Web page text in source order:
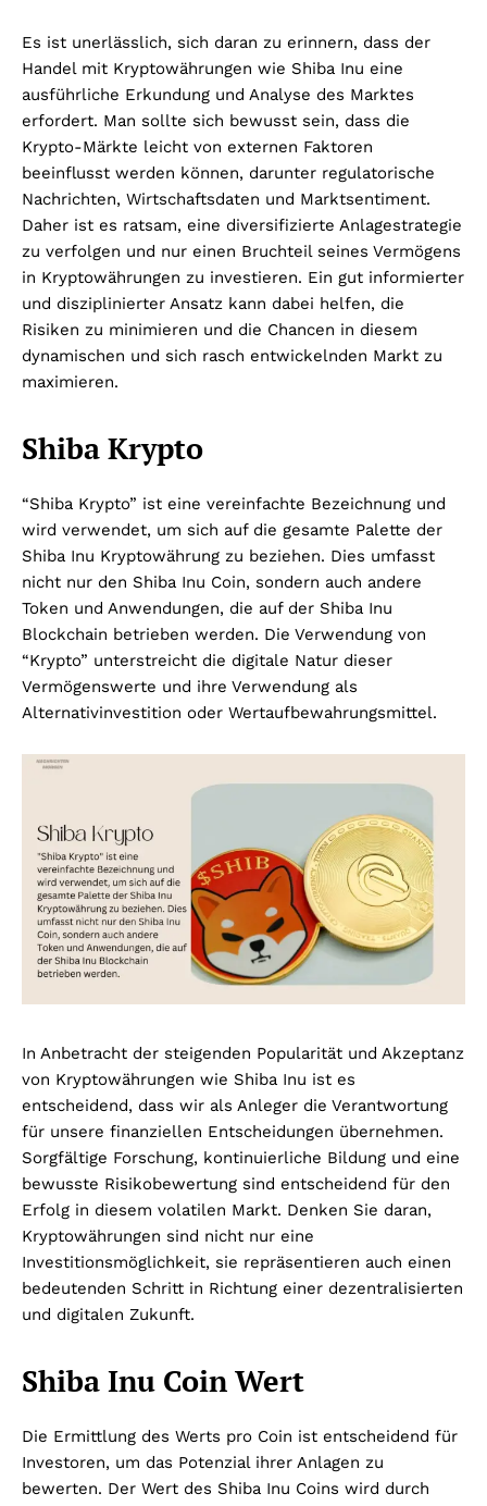
Es ist unerlässlich, sich daran zu erinnern, dass der
Handel mit Kryptowährungen wie Shiba Inu eine
ausführliche Erkundung und Analyse des Marktes
erfordert. Man sollte sich bewusst sein, dass die
Krypto-Märkte leicht von externen Faktoren
beeinflusst werden können, darunter regulatorische
Nachrichten, Wirtschaftsdaten und Marktsentiment.
Daher ist es ratsam, eine diversifizierte Anlagestrategie
zu verfolgen und nur einen Bruchteil seines Vermögens
in Kryptowährungen zu investieren. Ein gut informierter
und disziplinierter Ansatz kann dabei helfen, die
Risiken zu minimieren und die Chancen in diesem
dynamischen und sich rasch entwickelnden Markt zu
maximieren.
Shiba Krypto
“Shiba Krypto” ist eine vereinfachte Bezeichnung und
wird verwendet, um sich auf die gesamte Palette der
Shiba Inu Kryptowährung zu beziehen. Dies umfasst
nicht nur den Shiba Inu Coin, sondern auch andere
Token und Anwendungen, die auf der Shiba Inu
Blockchain betrieben werden. Die Verwendung von
“Krypto” unterstreicht die digitale Natur dieser
Vermögenswerte und ihre Verwendung als
Alternativinvestition oder Wertaufbewahrungsmittel.
In Anbetracht der steigenden Popularität und Akzeptanz
von Kryptowährungen wie Shiba Inu ist es
entscheidend, dass wir als Anleger die Verantwortung
für unsere finanziellen Entscheidungen übernehmen.
Sorgfältige Forschung, kontinuierliche Bildung und eine
bewusste Risikobewertung sind entscheidend für den
Erfolg in diesem volatilen Markt. Denken Sie daran,
Kryptowährungen sind nicht nur eine
Investitionsmöglichkeit, sie repräsentieren auch einen
bedeutenden Schritt in Richtung einer dezentralisierten
und digitalen Zukunft.
Shiba Inu Coin Wert
Die Ermittlung des Werts pro Coin ist entscheidend für
Investoren, um das Potenzial ihrer Anlagen zu
bewerten. Der Wert des Shiba Inu Coins wird durch